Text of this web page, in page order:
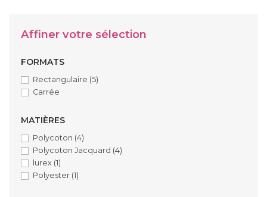
Affiner votre sélection
FORMATS
Rectangulaire (5)
Carrée
MATIÈRES
Polycoton (4)
Polycoton Jacquard (4)
lurex (1)
Polyester (1)